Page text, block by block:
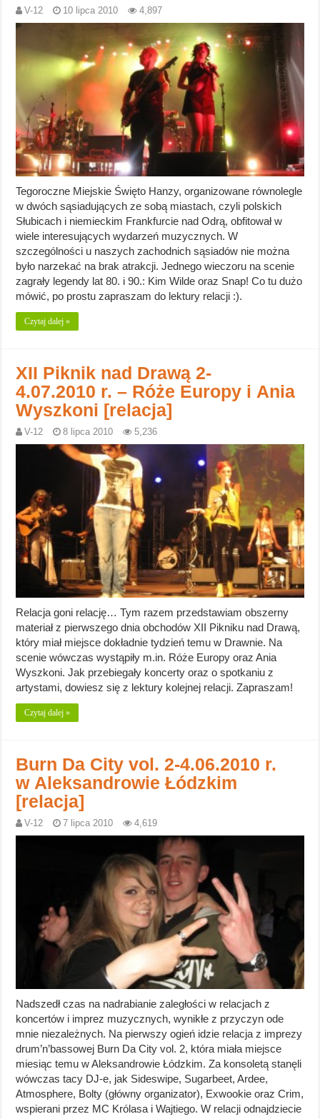
V-12 10 lipca 2010 4,897
Tegoroczne Miejskie Święto Hanzy, organizowane równolegle
w dwóch sąsiadujących ze sobą miastach, czyli polskich
Słubicach i niemieckim Frankfurcie nad Odrą, obfitował w
wiele interesujących wydarzeń muzycznych. W
szczególności u naszych zachodnich sąsiadów nie można
było narzekać na brak atrakcji. Jednego wieczoru na scenie
zagrały legendy lat 80. i 90.: Kim Wilde oraz Snap! Co tu dużo
mówić, po prostu zapraszam do lektury relacji :).
Czytaj dalej »
XII Piknik nad Drawą 2-
4.07.2010 r. – Róże Europy i Ania
Wyszkoni [relacja]
V-12 8 lipca 2010 5,236
Relacja goni relację… Tym razem przedstawiam obszerny
materiał z pierwszego dnia obchodów XII Pikniku nad Drawą,
który miał miejsce dokładnie tydzień temu w Drawnie. Na
scenie wówczas wystąpiły m.in. Róże Europy oraz Ania
Wyszkoni. Jak przebiegały koncerty oraz o spotkaniu z
artystami, dowiesz się z lektury kolejnej relacji. Zapraszam!
Czytaj dalej »
Burn Da City vol. 2-4.06.2010 r.
w Aleksandrowie Łódzkim
[relacja]
V-12 7 lipca 2010 4,619
Nadszedł czas na nadrabianie zaległości w relacjach z
koncertów i imprez muzycznych, wynikłe z przyczyn ode
mnie niezależnych. Na pierwszy ogień idzie relacja z imprezy
drum’n’bassowej Burn Da City vol. 2, która miała miejsce
miesiąc temu w Aleksandrowie Łódzkim. Za konsoletą stanęli
wówczas tacy DJ-e, jak Sideswipe, Sugarbeet, Ardee,
Atmosphere, Bolty (główny organizator), Exwookie oraz Crim,
wspierani przez MC Królasa i Wajtiego. W relacji odnajdziecie